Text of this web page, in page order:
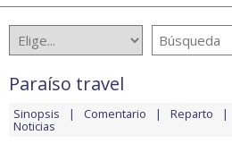
Paraíso travel
Sinopsis Comentario Reparto
Noticias